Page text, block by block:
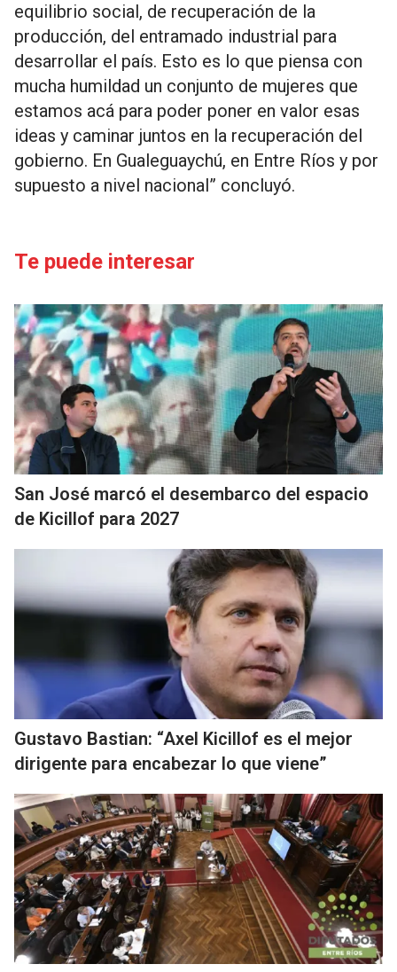
equilibrio social, de recuperación de la
producción, del entramado industrial para
desarrollar el país. Esto es lo que piensa con
mucha humildad un conjunto de mujeres que
estamos acá para poder poner en valor esas
ideas y caminar juntos en la recuperación del
gobierno. En Gualeguaychú, en Entre Ríos y por
supuesto a nivel nacional” concluyó.
Te puede interesar
San José marcó el desembarco del espacio
de Kicillof para 2027
Gustavo Bastian: “Axel Kicillof es el mejor
dirigente para encabezar lo que viene”